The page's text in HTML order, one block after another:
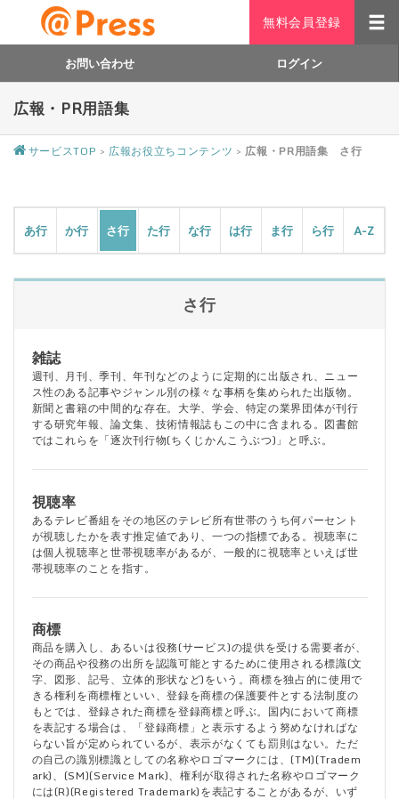
無料会員登録
広報・PR用語集 さ行｜＠Press
お問い合わせ ログイン
広報・PR用語集
サービスTOP > 広報お役立ちコンテンツ > 広報・PR用語集 さ行
あ行 か行 さ行 た行 な行 は行 ま行 ら行 A-Z
さ行
雑誌
週刊、月刊、季刊、年刊などのように定期的に出版され、ニュー
ス性のある記事やジャンル別の様々な事柄を集められた出版物。
新聞と書籍の中間的な存在。大学、学会、特定の業界団体が刊行
する研究年報、論文集、技術情報誌もこの中に含まれる。図書館
ではこれらを「逐次刊行物(ちくじかんこうぶつ)」と呼ぶ。
視聴率
あるテレビ番組をその地区のテレビ所有世帯のうち何パーセント
が視聴したかを表す推定値であり、一つの指標である。視聴率に
は個人視聴率と世帯視聴率があるが、一般的に視聴率といえば世
帯視聴率のことを指す。
商標
商品を購入し、あるいは役務(サービス)の提供を受ける需要者が、
その商品や役務の出所を認識可能とするために使用される標識(文
字、図形、記号、立体的形状など)をいう。商標を独占的に使用で
きる権利を商標権といい、登録を商標の保護要件とする法制度の
もとでは、登録された商標を登録商標と呼ぶ。国内において商標
を表記する場合は、「登録商標」と表示するよう努めなければな
らない旨が定められているが、表示がなくても罰則はない。ただ
の自己の識別標識としての名称やロゴマークには、(TM)(Tradem
ark)、(SM)(Service Mark)、権利が取得された名称やロゴマーク
には(R)(Registered Trademark)を表記することがあるが、いず